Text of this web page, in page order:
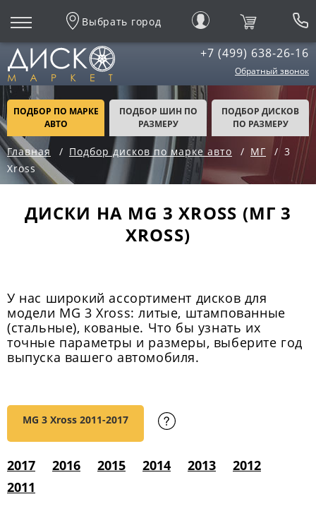
Выбрать город
+7 (499) 638-26-16
Обратный звонок
ПОДБОР ПО МАРКЕ
АВТО
ПОДБОР ШИН ПО
РАЗМЕРУ
ПОДБОР ДИСКОВ
ПО РАЗМЕРУ
Главная Подбор дисков по марке авто МГ
3
Xross
ДИСКИ НА MG 3 XROSS (МГ 3
XROSS)
У нас широкий ассортимент дисков для
модели MG 3 Xross: литые, штампованные
(стальные), кованые. Что бы узнать их
точные параметры и размеры, выберите год
выпуска вашего автомобиля.
MG 3 Xross 2011-2017
2017 2016 2015 2014 2013
2012
2011